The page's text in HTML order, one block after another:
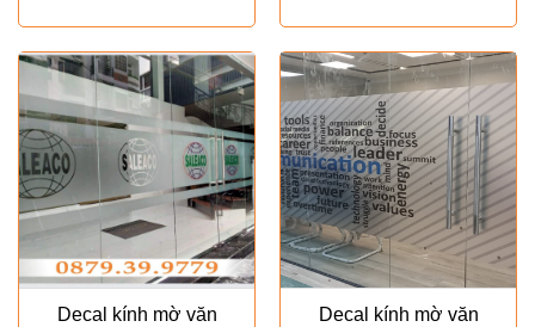
Decal kính mờ văn
Decal kính mờ văn